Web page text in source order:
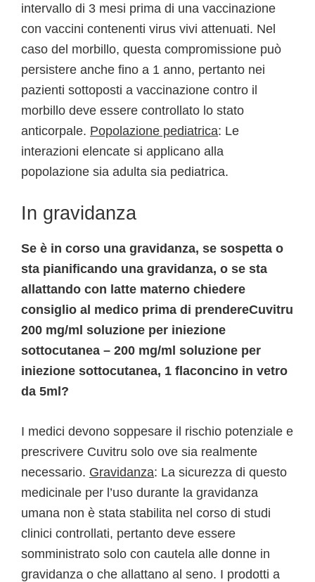
intervallo di 3 mesi prima di una vaccinazione
con vaccini contenenti virus vivi attenuati. Nel
caso del morbillo, questa compromissione può
persistere anche fino a 1 anno, pertanto nei
pazienti sottoposti a vaccinazione contro il
morbillo deve essere controllato lo stato
anticorpale. Popolazione pediatrica: Le
interazioni elencate si applicano alla
popolazione sia adulta sia pediatrica.
In gravidanza
Se è in corso una gravidanza, se sospetta o
sta pianificando una gravidanza, o se sta
allattando con latte materno chiedere
consiglio al medico prima di prendereCuvitru
200 mg/ml soluzione per iniezione
sottocutanea – 200 mg/ml soluzione per
iniezione sottocutanea, 1 flaconcino in vetro
da 5ml?
I medici devono soppesare il rischio potenziale e
prescrivere Cuvitru solo ove sia realmente
necessario. Gravidanza: La sicurezza di questo
medicinale per l’uso durante la gravidanza
umana non è stata stabilita nel corso di studi
clinici controllati, pertanto deve essere
somministrato solo con cautela alle donne in
gravidanza o che allattano al seno. I prodotti a